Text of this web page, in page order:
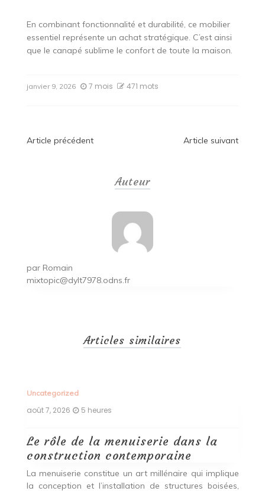
En combinant fonctionnalité et durabilité, ce mobilier
essentiel représente un achat stratégique. C’est ainsi
que le canapé sublime le confort de toute la maison.
janvier 9, 2026 7 mois 471 mots
Navigation
Article précédent Article suivant
Auteur
par Romain
mixtopic@dylt7978.odns.fr
Articles similaires
Uncategorized
août 7, 2026 5 heures
Le rôle de la menuiserie dans la
construction contemporaine
La menuiserie constitue un art millénaire qui implique
la conception et l’installation de structures boisées,